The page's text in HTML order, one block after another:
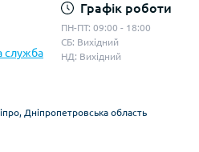
служба
Графік роботи
ПН-ПТ: 09:00 - 18:00
СБ: Вихідний
НД: Вихідний
Дніпропетровська область